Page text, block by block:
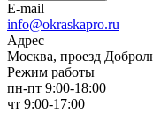
E-mail
info@okraskapro.ru
Адрес
Москва, проезд
Режим работы
пн-пт 9:00-18:00
чт 9:00-17:00